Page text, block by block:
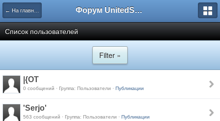
← На главную Форум UnitedSouth
Список пользователей
Filter »
|{OT
0 сообщений · Группа: Пользователи · Публикации
'Serjo'
563 сообщений · Группа: Пользователи · Публикации